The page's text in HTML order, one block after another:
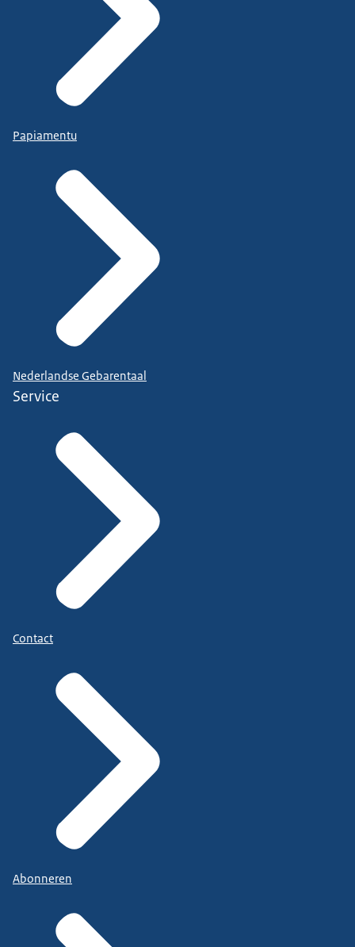
Papiamentu
Nederlandse Gebarentaal
Service
Contact
Abonneren